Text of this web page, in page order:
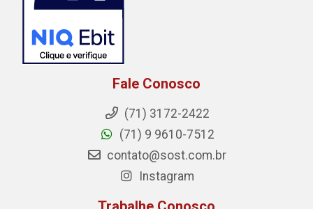
Fale Conosco
(71) 3172-2422
(71) 9 9610-7512
contato@sost.com.br
Instagram